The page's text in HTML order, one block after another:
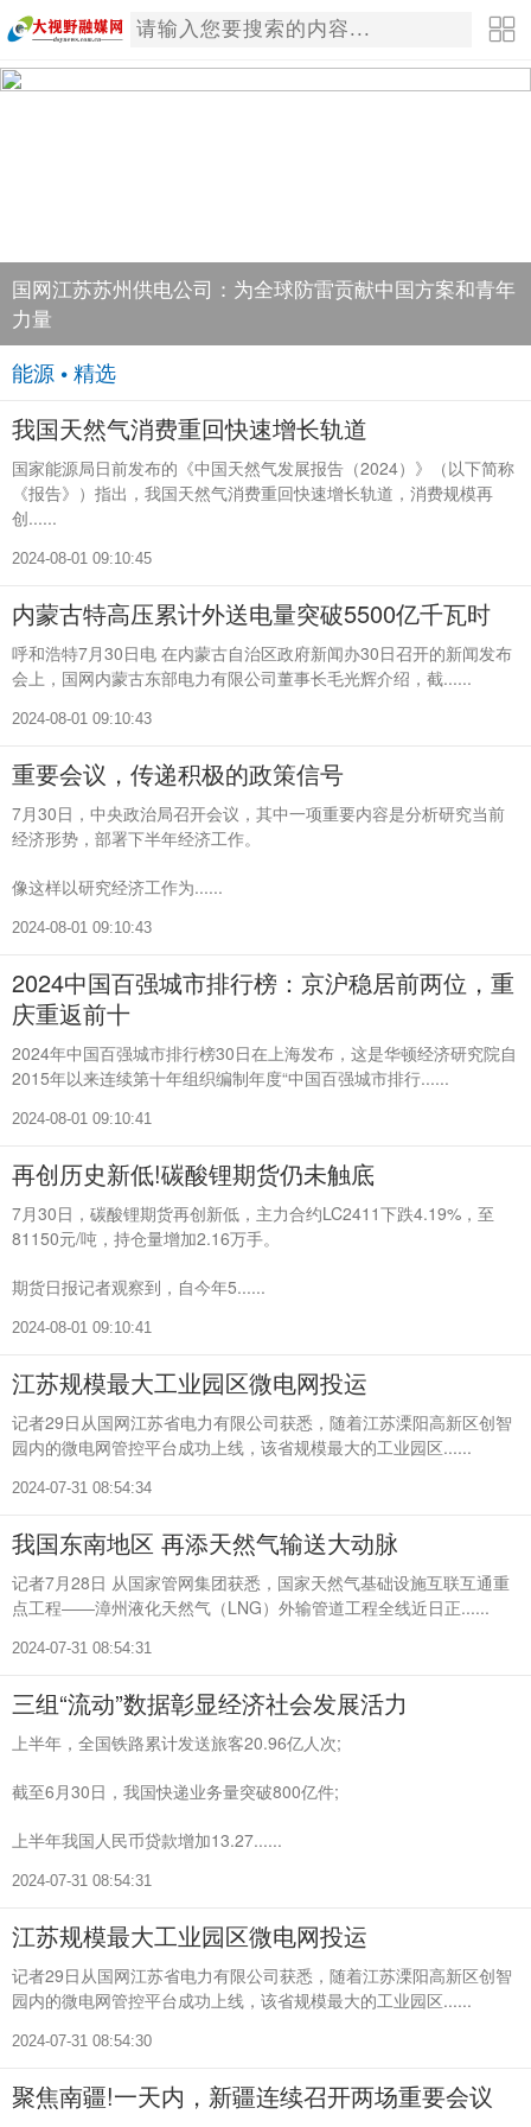
国网江苏苏州供电公司：为全球防雷贡献中国方案和青年
力量
能源 • 精选
我国天然气消费重回快速增长轨道
国家能源局日前发布的《中国天然气发展报告（2024）》（以下简称
《报告》）指出，我国天然气消费重回快速增长轨道，消费规模再
创......
2024-08-01 09:10:45
内蒙古特高压累计外送电量突破5500亿千瓦时
呼和浩特7月30日电 在内蒙古自治区政府新闻办30日召开的新闻发布
会上，国网内蒙古东部电力有限公司董事长毛光辉介绍，截......
2024-08-01 09:10:43
重要会议，传递积极的政策信号
7月30日，中央政治局召开会议，其中一项重要内容是分析研究当前
经济形势，部署下半年经济工作。
像这样以研究经济工作为......
2024-08-01 09:10:43
2024中国百强城市排行榜：京沪稳居前两位，重
庆重返前十
2024年中国百强城市排行榜30日在上海发布，这是华顿经济研究院自
2015年以来连续第十年组织编制年度“中国百强城市排行......
2024-08-01 09:10:41
再创历史新低!碳酸锂期货仍未触底
7月30日，碳酸锂期货再创新低，主力合约LC2411下跌4.19%，至
81150元/吨，持仓量增加2.16万手。
期货日报记者观察到，自今年5......
2024-08-01 09:10:41
江苏规模最大工业园区微电网投运
记者29日从国网江苏省电力有限公司获悉，随着江苏溧阳高新区创智
园内的微电网管控平台成功上线，该省规模最大的工业园区......
2024-07-31 08:54:34
我国东南地区 再添天然气输送大动脉
记者7月28日 从国家管网集团获悉，国家天然气基础设施互联互通重
点工程――漳州液化天然气（LNG）外输管道工程全线近日正......
2024-07-31 08:54:31
三组“流动”数据彰显经济社会发展活力
上半年，全国铁路累计发送旅客20.96亿人次;
截至6月30日，我国快递业务量突破800亿件;
上半年我国人民币贷款增加13.27......
2024-07-31 08:54:31
江苏规模最大工业园区微电网投运
记者29日从国网江苏省电力有限公司获悉，随着江苏溧阳高新区创智
园内的微电网管控平台成功上线，该省规模最大的工业园区......
2024-07-31 08:54:30
聚焦南疆!一天内，新疆连续召开两场重要会议